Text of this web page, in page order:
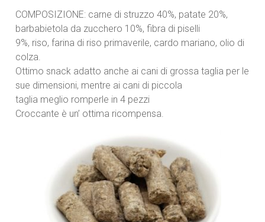
COMPOSIZIONE: carne di struzzo 40%, patate 20%,
barbabietola da zucchero 10%, fibra di piselli
9%, riso, farina di riso primaverile, cardo mariano, olio di
colza.
Ottimo snack adatto anche ai cani di grossa taglia per le
sue dimensioni, mentre ai cani di piccola
taglia meglio romperle in 4 pezzi
Croccante è un’ ottima ricompensa.